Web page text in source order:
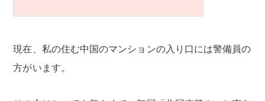
現在、私の住む中国のマンションの入り口には警備員の
方がいます。